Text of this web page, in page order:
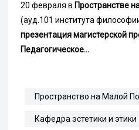
20 февраля в Пространстве
(ауд.101 института
презентация магистерской
Педагогическое...
Пространство на Малой
Кафедра эстетики и этики